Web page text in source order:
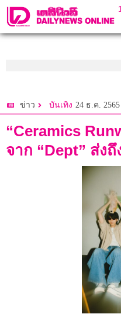
ข่าว บันเทิง 24 ธ.ค. 2565
“Ceramics
จาก “Dept” ส่ง